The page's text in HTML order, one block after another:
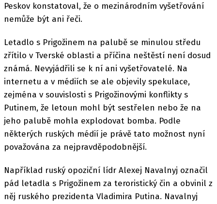
Peskov konstatoval, že o mezinárodním vyšetřování
nemůže být ani řeči.
Letadlo s Prigožinem na palubě se minulou středu
zřítilo v Tverské oblasti a příčina neštěstí není dosud
známá. Nevyjádřili se k ní ani vyšetřovatelé. Na
internetu a v médiích se ale objevily spekulace,
zejména v souvislosti s Prigožinovými konflikty s
Putinem, že letoun mohl být sestřelen nebo že na
jeho palubě mohla explodovat bomba. Podle
některých ruských médií je právě tato možnost nyní
považována za nejpravděpodobnější.
Například ruský opoziční lídr Alexej Navalnyj označil
pád letadla s Prigožinem za teroristický čin a obvinil z
něj ruského prezidenta Vladimira Putina. Navalnyj